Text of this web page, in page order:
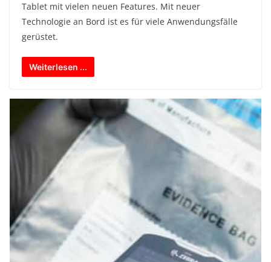
Tablet mit vielen neuen Features. Mit neuer
Technologie an Bord ist es für viele Anwendungsfälle
gerüstet.
Weiterlesen ...